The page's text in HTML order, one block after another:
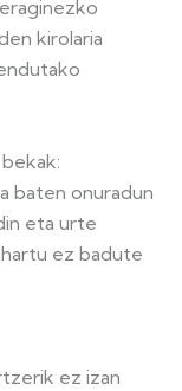
kirolaria
baten onuradun
eta urte
ez badute
ez izan